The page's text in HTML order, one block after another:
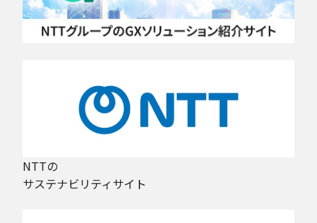
NTTの
サステナビリティサイト